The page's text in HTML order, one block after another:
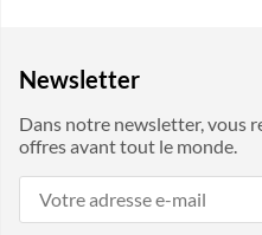
Newsletter
Dans notre newsletter, vous
offres avant tout le monde.